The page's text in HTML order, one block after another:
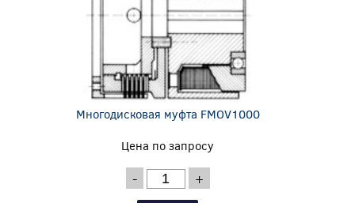
Многодисковая муфта FMOV1000
Цена по запросу
- +